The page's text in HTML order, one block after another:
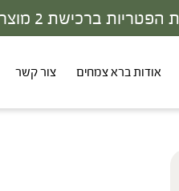
אודות ברא צמחים צור קשר